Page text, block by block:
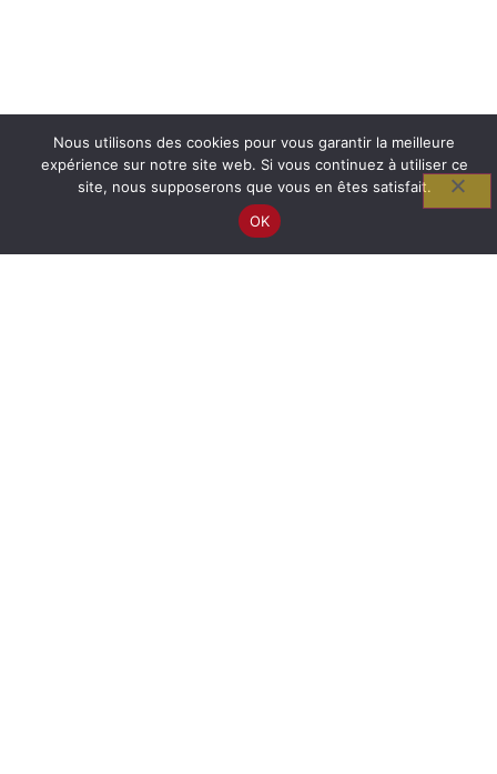
Nous utilisons des cookies pour vous garantir la meilleure
expérience sur notre site web. Si vous continuez à utiliser ce
site, nous supposerons que vous en êtes satisfait.
OK